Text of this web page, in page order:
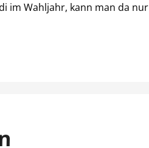
im Wahljahr, kann man da nur